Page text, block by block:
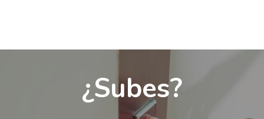
¿Subes?